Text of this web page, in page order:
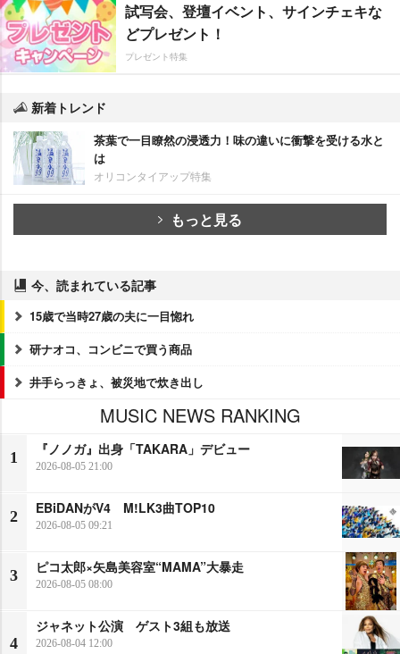
試写会、登壇イベント、サインチェキな
どプレゼント！
プレゼント特集
新着トレンド
茶葉で一目瞭然の浸透力！味の違いに衝撃を受ける水と
は
オリコンタイアップ特集
もっと見る
今、読まれている記事
15歳で当時27歳の夫に一目惚れ
研ナオコ、コンビニで買う商品
井手らっきょ、被災地で炊き出し
MUSIC NEWS RANKING
1
『ノノガ』出身「TAKARA」デビュー
2026-08-05 21:00
2
EBiDANがV4 M!LK3曲TOP10
2026-08-05 09:21
3
ピコ太郎×矢島美容室“MAMA”大暴走
2026-08-05 08:00
4
ジャネット公演 ゲスト3組も放送
2026-08-04 12:00